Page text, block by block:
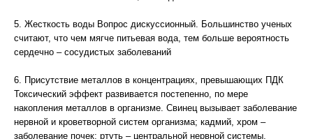
5. Жесткость воды Вопрос дискуссионный. Большинство ученых
считают, что чем мягче питьевая вода, тем больше вероятность
сердечно – сосудистых заболеваний
6. Присутствие металлов в концентрациях, превышающих ПДК
Токсический эффект развивается постепенно, по мере
накопления металлов в организме. Свинец вызывает заболевание
нервной и кроветворной систем организма; кадмий, хром –
заболевание почек; ртуть – центральной нервной системы,